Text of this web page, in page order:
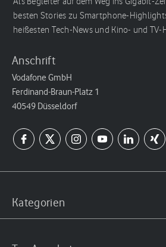
besten Stories zu Smartphone-
heißesten Tech-News und Kino- und TV-
Anschrift
Vodafone GmbH
Ferdinand-Braun-Platz 1
40549 Düsseldorf
Kategorien